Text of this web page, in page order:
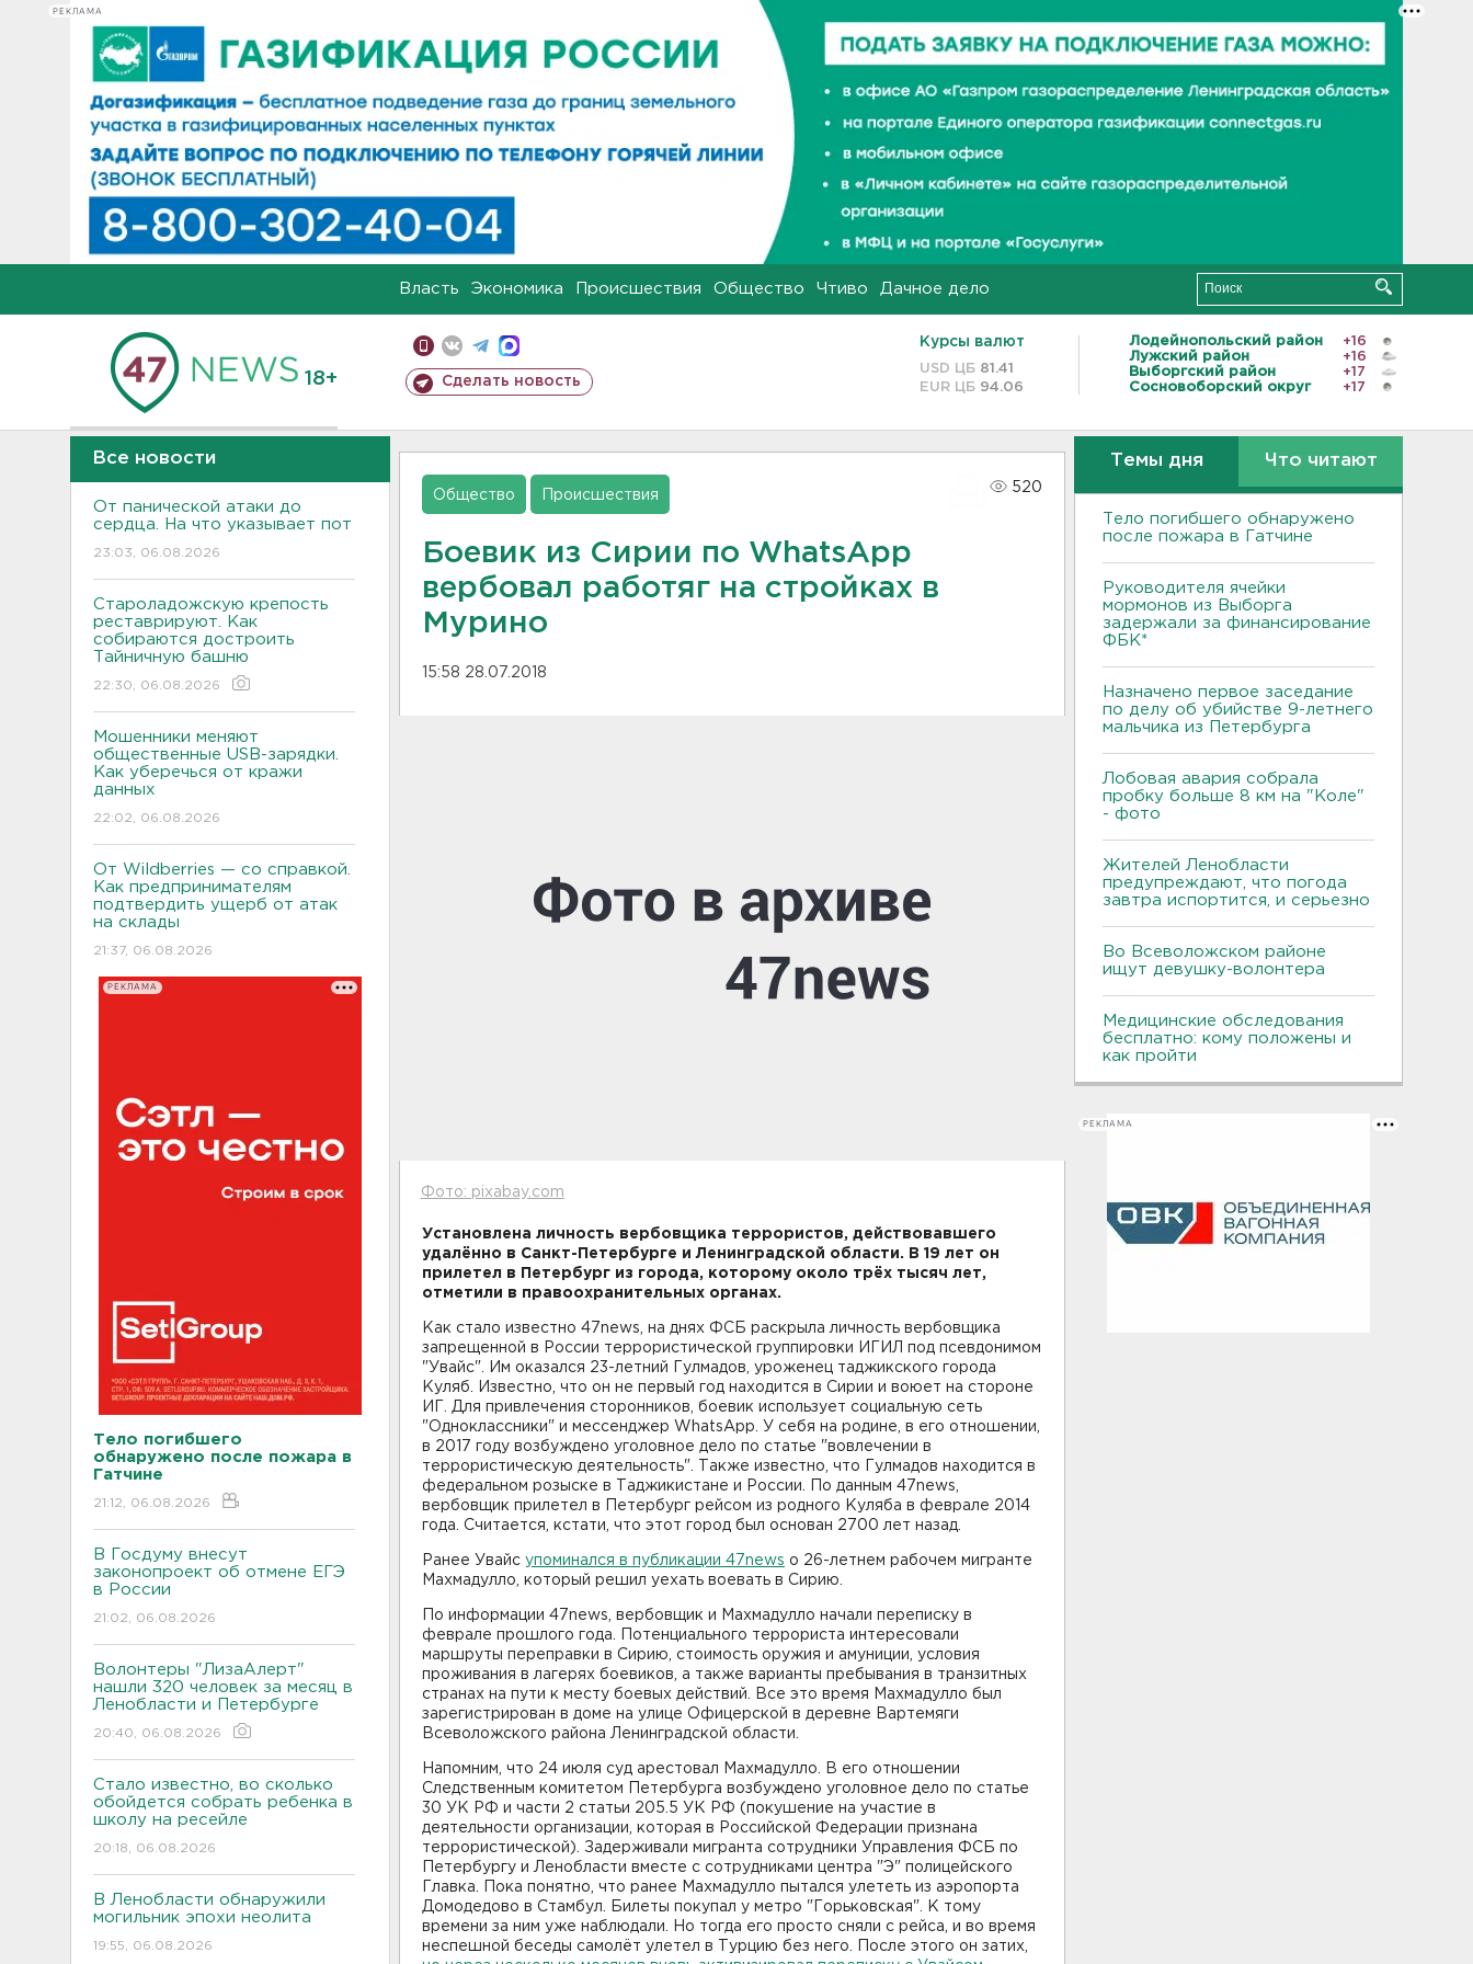
РЕКЛАМА
Власть Экономика Происшествия Общество Чтиво Дачное дело
18+ Сделать новость
Курсы валют
USD ЦБ 81.41
EUR ЦБ 94.06
Лодейнопольский район
+16
Лужский район
+16
Выборгский район
+17
Сосновоборский округ
+17
Все новости
От панической атаки до
сердца. На что указывает пот
23:03, 06.08.2026
Староладожскую крепость
реставрируют. Как
собираются достроить
Тайничную башню
22:30, 06.08.2026
Мошенники меняют
общественные USB-зарядки.
Как уберечься от кражи
данных
22:02, 06.08.2026
От Wildberries — со справкой.
Как предпринимателям
подтвердить ущерб от атак
на склады
21:37, 06.08.2026
РЕКЛАМА
Тело погибшего
обнаружено после пожара в
Гатчине
21:12, 06.08.2026
В Госдуму внесут
законопроект об отмене ЕГЭ
в России
21:02, 06.08.2026
Волонтеры "ЛизаАлерт"
нашли 320 человек за месяц в
Ленобласти и Петербурге
20:40, 06.08.2026
Стало известно, во сколько
обойдется собрать ребенка в
школу на ресейле
20:18, 06.08.2026
В Ленобласти обнаружили
могильник эпохи неолита
19:55, 06.08.2026
Общество Происшествия
520
Боевик из Сирии по WhatsApp
вербовал работяг на стройках в
Мурино
15:58 28.07.2018
Фото: pixabay.com
Установлена личность вербовщика террористов, действовавшего
удалённо в Санкт-Петербурге и Ленинградской области. В 19 лет он
прилетел в Петербург из города, которому около трёх тысяч лет,
отметили в правоохранительных органах.
Как стало известно 47news, на днях ФСБ раскрыла личность вербовщика
запрещенной в России террористической группировки ИГИЛ под псевдонимом
"Увайс". Им оказался 23-летний Гулмадов, уроженец таджикского города
Куляб. Известно, что он не первый год находится в Сирии и воюет на стороне
ИГ. Для привлечения сторонников, боевик использует социальную сеть
"Одноклассники" и мессенджер WhatsApp. У себя на родине, в его отношении,
в 2017 году возбуждено уголовное дело по статье "вовлечении в
террористическую деятельность". Также известно, что Гулмадов находится в
федеральном розыске в Таджикистане и России. По данным 47news,
вербовщик прилетел в Петербург рейсом из родного Куляба в феврале 2014
года. Считается, кстати, что этот город был основан 2700 лет назад.
Ранее Увайс упоминался в публикации 47news о 26-летнем рабочем мигранте
Махмадулло, который решил уехать воевать в Сирию.
По информации 47news, вербовщик и Махмадулло начали переписку в
феврале прошлого года. Потенциального террориста интересовали
маршруты переправки в Сирию, стоимость оружия и амуниции, условия
проживания в лагерях боевиков, а также варианты пребывания в транзитных
странах на пути к месту боевых действий. Все это время Махмадулло был
зарегистрирован в доме на улице Офицерской в деревне Вартемяги
Всеволожского района Ленинградской области.
Напомним, что 24 июля суд арестовал Махмадулло. В его отношении
Следственным комитетом Петербурга возбуждено уголовное дело по статье
30 УК РФ и части 2 статьи 205.5 УК РФ (покушение на участие в
деятельности организации, которая в Российской Федерации признана
террористической). Задерживали мигранта сотрудники Управления ФСБ по
Петербургу и Ленобласти вместе с сотрудниками центра "Э" полицейского
Главка. Пока понятно, что ранее Махмадулло пытался улететь из аэропорта
Домодедово в Стамбул. Билеты покупал у метро "Горьковская". К тому
времени за ним уже наблюдали. Но тогда его просто сняли с рейса, и во время
неспешной беседы самолёт улетел в Турцию без него. После этого он затих,
Темы дня Что читают
Тело погибшего обнаружено
после пожара в Гатчине
Руководителя ячейки
мормонов из Выборга
задержали за финансирование
ФБК*
Назначено первое заседание
по делу об убийстве 9-летнего
мальчика из Петербурга
Лобовая авария собрала
пробку больше 8 км на "Коле"
- фото
Жителей Ленобласти
предупреждают, что погода
завтра испортится, и серьезно
Во Всеволожском районе
ищут девушку-волонтера
Медицинские обследования
бесплатно: кому положены и
как пройти
РЕКЛАМА